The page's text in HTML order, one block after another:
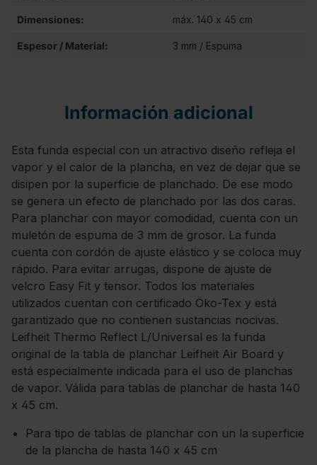
Dimensiones: máx. 140 x 45 cm
Espesor / Material: 3 mm / Espuma
Información adicional
Esta funda especial con un atractivo diseño refleja el
vapor y el calor de la plancha, en vez de dejar que se
disipen por la superficie de planchado. De ese modo
se genera un efecto de planchado por las dos caras.
Para planchar con mayor comodidad, cuenta con un
muletón de espuma de 3 mm de grosor. La funda
cuenta con cordón de ajuste elástico y se coloca muy
rápido. Para evitar arrugas, dispone de ajuste de
velcro Easy Fit y tensor. Todos los materiales
utilizados cuentan con certificado Öko-Tex y está
garantizado que no contienen sustancias nocivas.
Leifheit Thermo Reflect L/Universal es la funda
original de la tabla de planchar Leifheit Air Board y
está especialmente indicada para el uso de planchas
de vapor. Válida para tablas de planchar de hasta 140
x 45 cm.
Para tipo de tablas de planchar con un la superficie
de la plancha de hasta 140 x 45 cm